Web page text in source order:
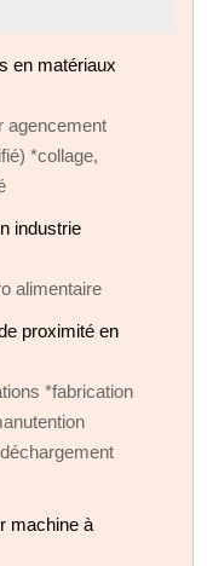
en matériaux
agencement
*collage,
industrie
alimentaire
proximité en
*fabrication
machine à